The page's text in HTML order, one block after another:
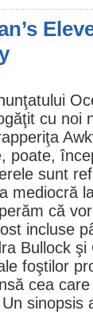
cu noi
poate,
sunt
mediocră
că
incluse
Bullock şi
foştilor
cea
sinopsis